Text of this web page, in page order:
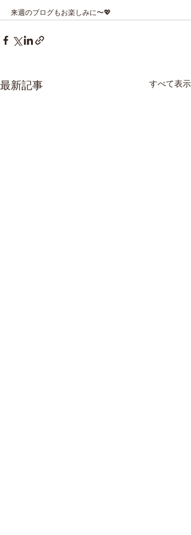
来週のブログもお楽しみに〜💖
最新記事 すべて表示